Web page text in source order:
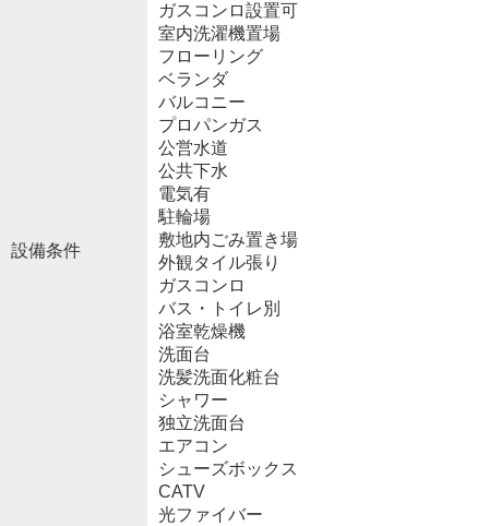
設備条件
ガスコンロ設置可
室内洗濯機置場
フローリング
ベランダ
バルコニー
プロパンガス
公営水道
公共下水
電気有
駐輪場
敷地内ごみ置き場
外観タイル張り
ガスコンロ
バス・トイレ別
浴室乾燥機
洗面台
洗髪洗面化粧台
シャワー
独立洗面台
エアコン
シューズボックス
CATV
光ファイバー